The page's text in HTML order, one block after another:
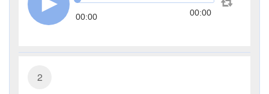
00:00 00:00
2